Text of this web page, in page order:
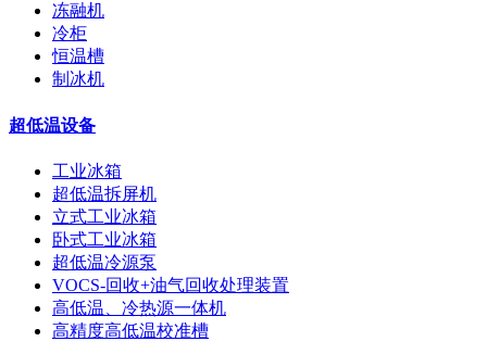
冻融机
冷柜
恒温槽
制冰机
超低温设备
工业冰箱
超低温拆屏机
立式工业冰箱
卧式工业冰箱
超低温冷源泵
VOCS-回收+油气回收处理装置
高低温、冷热源一体机
高精度高低温校准槽